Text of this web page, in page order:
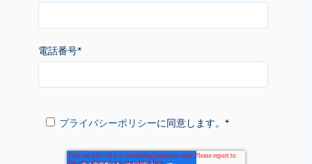
電話番号*
プライバシーポリシーに同意します。 *